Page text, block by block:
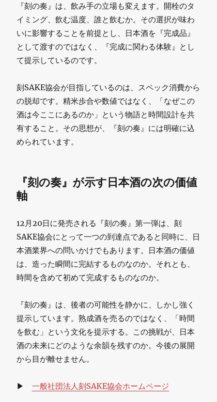
『刻の奏』は、飲み手の立場も変えます。開栓のタ
イミング、飲む温度、誰と飲むか。その選択が味わ
いに影響することを前提とし、日本酒を『完成品』
として渡すのではなく、『完成に関わる体験』とし
て提示しているのです。
刻SAKE協会が目指しているのは、スペック消費から
の脱却です。精米歩合や数値ではなく、「なぜこの
酒は今ここにあるのか」という物語と時間設計を共
有すること。その思想が、『刻の奏』には明確に込
められています。
『刻の奏』が示す日本酒の次の価値
軸
12月20日に発売される『刻の奏』第一弾は、刻
SAKE協会にとって一つの到達点であると同時に、日
本酒業界への問いかけでもあります。日本酒の価値
は、造った瞬間に完結するものなのか。それとも、
時間を含めて初めて完成するものなのか。
『刻の奏』は、後者の可能性を静かに、しかし強く
提示しています。熟成酒を売るのではなく、「時間
を飲む」という文化を提示する。この挑戦が、日本
酒の未来にどのような余韻を残すのか。今後の展開
から目が離せません。
▶一般社団法人刻SAKE協会ホームページ